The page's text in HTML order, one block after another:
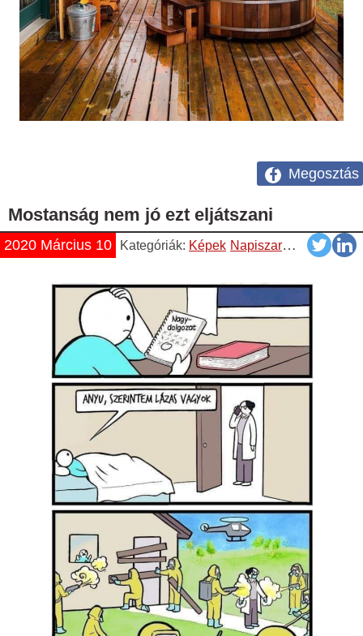
Megosztás
Mostanság nem jó ezt eljátszani
2020 Március 10 Kategóriák: Képek Napiszar Vicces